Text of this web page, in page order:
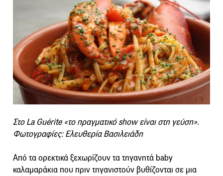
Στο La Guérite «το πραγματικό show είναι στη γεύση».
Φωτογραφίες: Ελευθερία Βασιλειάδη
Από τα ορεκτικά ξεχωρίζουν τα τηγανητά baby
καλαμαράκια που πριν τηγανιστούν βυθίζονται σε μια